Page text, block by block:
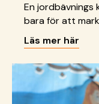
En jordbävnings
bara för att
vi gör just nu.
Läs mer här